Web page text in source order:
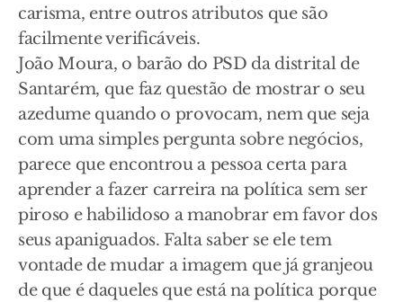
carisma, entre outros atributos que são
facilmente verificáveis.
João Moura, o barão do PSD da distrital de
Santarém, que faz questão de mostrar o seu
azedume quando o provocam, nem que seja
com uma simples pergunta sobre negócios,
parece que encontrou a pessoa certa para
aprender a fazer carreira na política sem ser
piroso e habilidoso a manobrar em favor dos
seus apaniguados. Falta saber se ele tem
vontade de mudar a imagem que já granjeou
de que é daqueles que está na política porque